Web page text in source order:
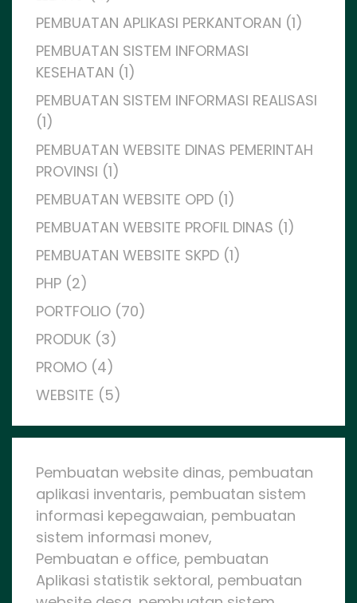
PEMBUATAN APLIKASI PERKANTORAN (1)
PEMBUATAN SISTEM INFORMASI
KESEHATAN (1)
PEMBUATAN SISTEM INFORMASI REALISASI
(1)
PEMBUATAN WEBSITE DINAS PEMERINTAH
PROVINSI (1)
PEMBUATAN WEBSITE OPD (1)
PEMBUATAN WEBSITE PROFIL DINAS (1)
PEMBUATAN WEBSITE SKPD (1)
PHP (2)
PORTFOLIO (70)
PRODUK (3)
PROMO (4)
WEBSITE (5)
Pembuatan website dinas, pembuatan
aplikasi inventaris, pembuatan sistem
informasi kepegawaian, pembuatan
sistem informasi monev,
Pembuatan e office, pembuatan
Aplikasi statistik sektoral, pembuatan